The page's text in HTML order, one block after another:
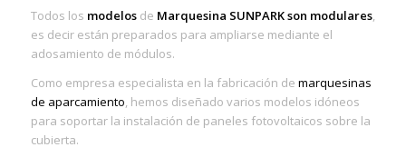
Todos los modelosde Marquesina SUNPARKson modulares,
es decir están preparados para ampliarse mediante el
adosamiento de módulos.
Como empresa especialista en la fabricación de marquesinas
de aparcamiento, hemos diseñado varios modelos idóneos
para soportar la instalación de paneles fotovoltaicos sobre la
cubierta.